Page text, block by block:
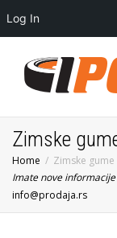
Log In
Zimske
Home
Zimske gume
Imate nove
info@prodaja.rs